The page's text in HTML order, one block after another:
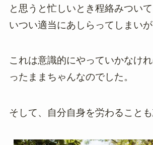
と思うと忙しいとき程絡みつい
いつい適当にあしらってしまいが
これは意識的にやっていかなけ
ったままちゃんなのでした。
そして、自分自身を労わること